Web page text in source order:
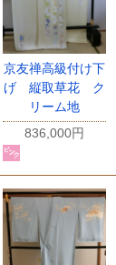
京友禅高級付け下
げ 縦取草花 ク
リーム地
836,000円